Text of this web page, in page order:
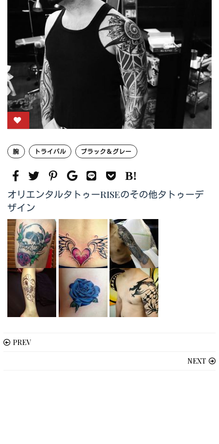
腕 トライバル ブラック＆グレー
オリエンタルタトゥーRISEのその他タトゥーデ
ザイン
PREV
NEXT